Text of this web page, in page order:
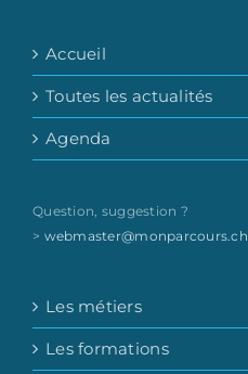
Accueil
Toutes les actualités
Agenda
Question, suggestion ?
> webmaster@monparcours.ch
Les métiers
Les formations